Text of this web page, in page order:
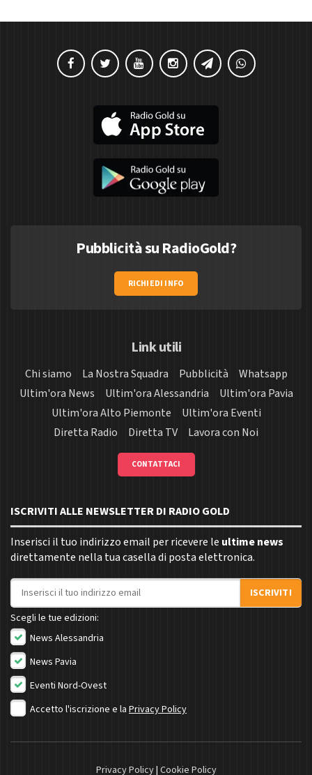
Pubblicità su RadioGold?
RICHIEDI INFO
Link utili
Chi siamo La Nostra Squadra Pubblicità
Whatsapp
Ultim'ora News
Ultim'ora Alessandria
Ultim'ora Pavia
Ultim'ora Alto Piemonte
Ultim'ora Eventi
Diretta Radio
Diretta TV Lavora con Noi
CONTATTACI
ISCRIVITI ALLE NEWSLETTER DI RADIO GOLD
Inserisci il tuo indirizzo email per ricevere le ultime news
direttamente nella tua casella di posta elettronica.
Indirizzo email
ISCRIVITI
Scegli le tue edizioni:
News Alessandria
News Pavia
Eventi Nord-Ovest
Accetto l'iscrizione e la Privacy Policy
Privacy Policy| Cookie Policy